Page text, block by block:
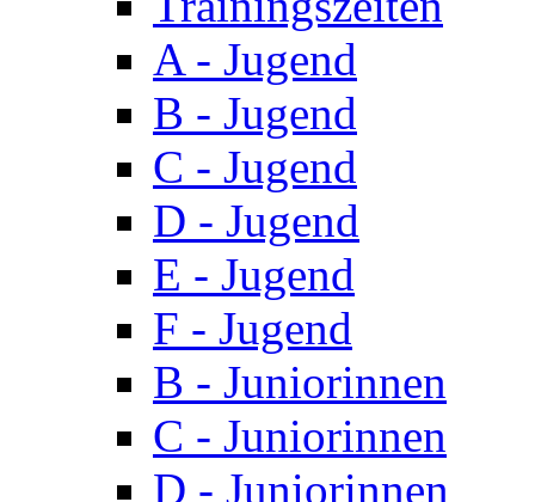
A - Jugend
B - Jugend
C - Jugend
D - Jugend
E - Jugend
F - Jugend
B - Juniorinnen
C - Juniorinnen
D - Juniorinnen